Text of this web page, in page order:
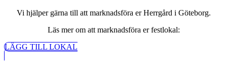
Vi hjälper gärna till att marknadsföra er Herrgård i Göteborg.
Läs mer om att marknadsföra er festlokal:
LÄGG TILL LOKAL